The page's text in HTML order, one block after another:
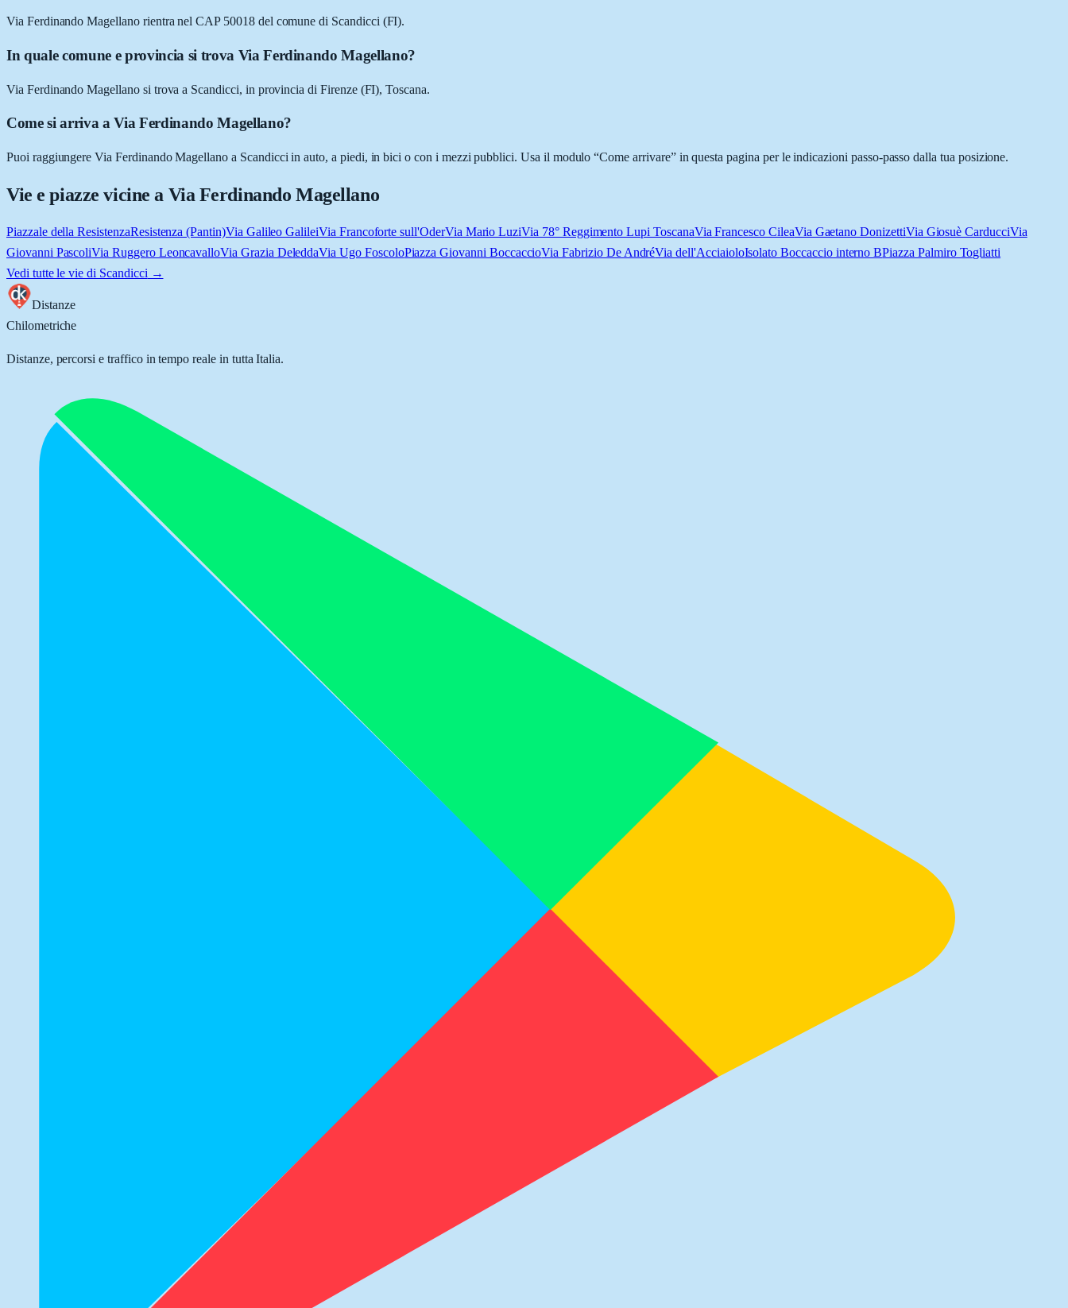
Via Ferdinando Magellano rientra nel CAP 50018 del comune di Scandicci (FI).
In quale comune e provincia si trova Via Ferdinando Magellano?
Via Ferdinando Magellano si trova a Scandicci, in provincia di Firenze (FI), Toscana.
Come si arriva a Via Ferdinando Magellano?
Puoi raggiungere Via Ferdinando Magellano a Scandicci in auto, a piedi, in bici o con i mezzi pubblici. Usa il modulo “Come arrivare” in questa pagina per le indicazioni passo-passo dalla tua posizione.
Vie e piazze vicine a Via Ferdinando Magellano
Piazzale della ResistenzaResistenza (Pantin)Via Galileo GalileiVia Francoforte sull'OderVia Mario LuziVia 78° Reggimento Lupi ToscanaVia Francesco CileaVia Gaetano DonizettiVia Giosuè CarducciVia
Giovanni PascoliVia Ruggero LeoncavalloVia Grazia DeleddaVia Ugo FoscoloPiazza Giovanni BoccaccioVia Fabrizio De AndréVia dell'AcciaioloIsolato Boccaccio interno BPiazza Palmiro Togliatti
Vedi tutte le vie di Scandicci →
Distanze
Chilometriche
Distanze, percorsi e traffico in tempo reale in tutta Italia.